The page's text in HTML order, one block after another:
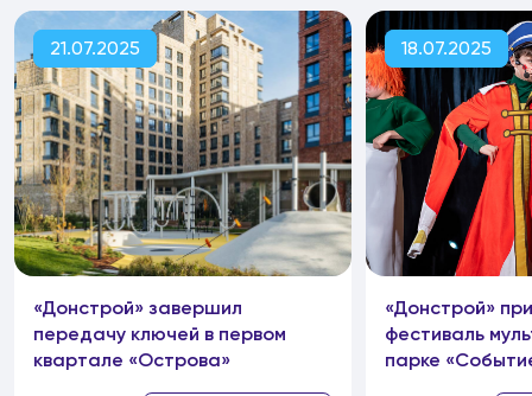
21.07.2025
«Донстрой» завершил
передачу ключей в первом
квартале «Острова»
18.07.2025
«Донстрой»
фестиваль
парке